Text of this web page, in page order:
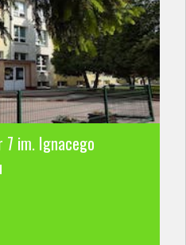
7 im. Ignacego